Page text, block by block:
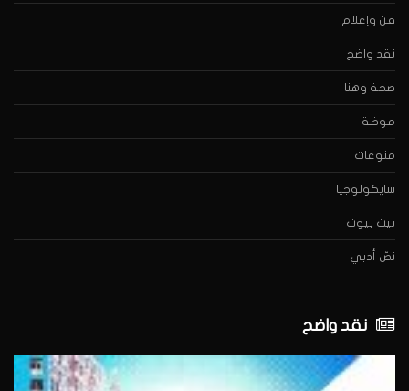
فن وإعلام
نقد واضح
صحة وهنا
موضة
منوعات
سايكولوجيا
بيت بيوت
نصّ أدبي
نقد واضح